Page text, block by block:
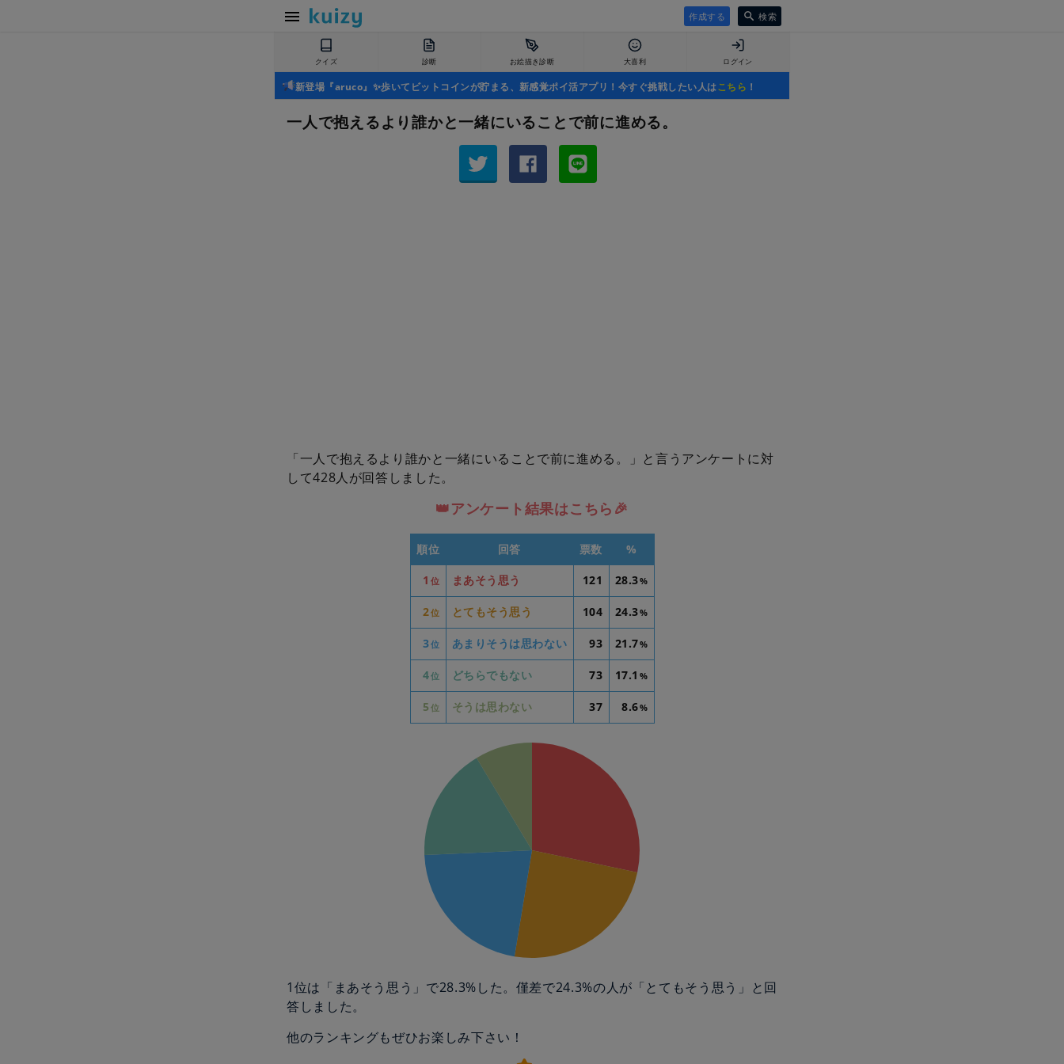
作成する 検索
クイズ 診断 お絵描き診断 大喜利 ログイン
新登場『aruco』✨歩いてビットコインが貯まる、新感覚ポイ活アプリ！今すぐ挑戦したい人はこちら ！
一人で抱えるより誰かと一緒にいることで前に進める。
「一人で抱えるより誰かと一緒にいることで前に進める。」と言うアンケートに対
して428人が回答しました。
👑アンケート結果はこちら🎉
順位 回答 票数 %
1 位 まあそう思う 121 28.3%
2位 とてもそう思う 104 24.3%
3位 あまりそうは思わない 93 21.7%
4位 どちらでもない 73 17.1 %
5 位 そうは思わない 37 8.6%
1位は「まあそう思う」で28.3%した。僅差で24.3%の人が「とてもそう思う」と回
答しました。
他のランキングもぜひお楽しみ下さい！